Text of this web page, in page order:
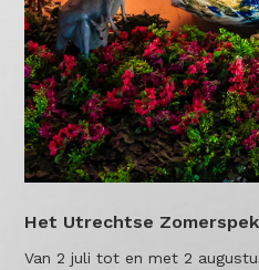
Het Utrechtse
Van 2 juli tot en met 2